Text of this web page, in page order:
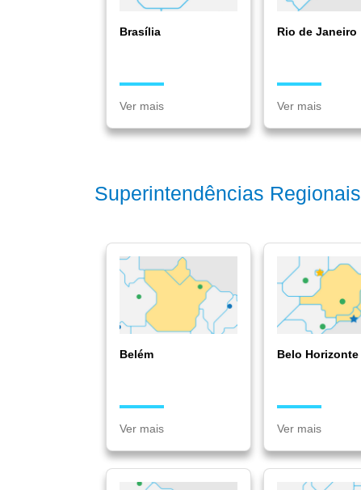
Brasília
Ver mais
Rio de Janeiro
Ver mais
Superintendências Regionais
Belém
Ver mais
Belo Horizonte
Ver mais